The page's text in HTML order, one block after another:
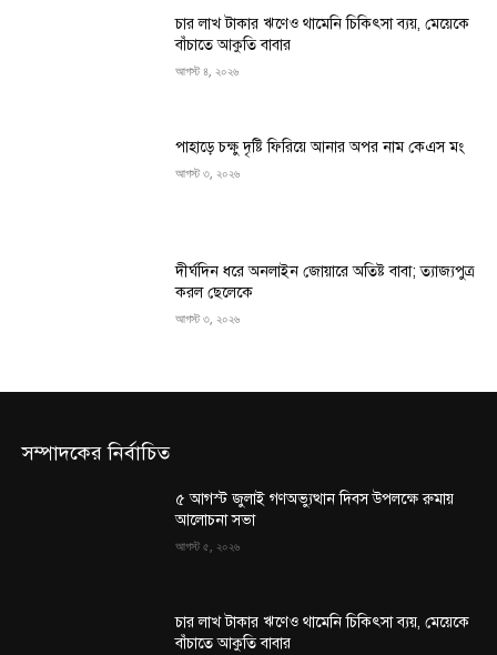
চার লাখ টাকার ঋণেও থামেনি চিকিৎসা ব্যয়, মেয়েকে
বাঁচাতে আকুতি বাবার
আগস্ট ৪, ২০২৬
পাহাড়ে চক্ষু দৃষ্টি ফিরিয়ে আনার অপর নাম কেএস মং
আগস্ট ৩, ২০২৬
দীর্ঘদিন ধরে অনলাইন জোয়ারে অতিষ্ট বাবা; ত্যাজ্যপুত্র
করল ছেলেকে
আগস্ট ৩, ২০২৬
সম্পাদকের নির্বাচিত
৫ আগস্ট জুলাই গণঅভ্যুত্থান দিবস উপলক্ষে রুমায়
আলোচনা সভা
আগস্ট ৫, ২০২৬
চার লাখ টাকার ঋণেও থামেনি চিকিৎসা ব্যয়, মেয়েকে
বাঁচাতে আকুতি বাবার